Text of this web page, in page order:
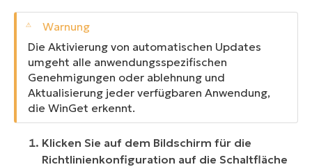
Die Aktivierung von automatischen Updates
umgeht alle anwendungsspezifischen
Genehmigungen oder ablehnung und
Aktualisierung jeder verfügbaren Anwendung,
die WinGet erkennt.
Klicken Sie auf dem Bildschirm für die
Richtlinienkonfiguration auf die Schaltfläche